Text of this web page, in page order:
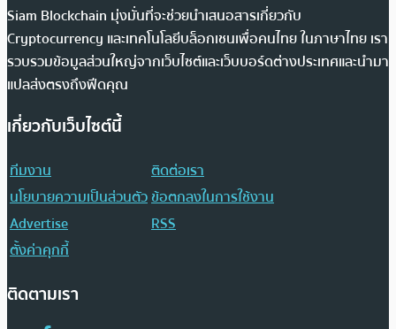
Siam Blockchain มุ่งมั่นที่จะช่วยนำเสนอสารเกี่ยวกับ
Cryptocurrency และเทคโนโลยีบล็อกเชนเพื่อคนไทย ในภาษาไทย เรา
รวบรวมข้อมูลส่วนใหญ่จากเว็บไซต์และเว็บบอร์ดต่างประเทศและนำมา
แปลส่งตรงถึงฟีดคุณ
เกี่ยวกับเว็บไซต์นี้
ทีมงาน
ติดต่อเรา
นโยบายความเป็นส่วนตัวข้อตกลงในการใช้งาน
Advertise
RSS
ตั้งค่าคุกกี้
ติดตามเรา